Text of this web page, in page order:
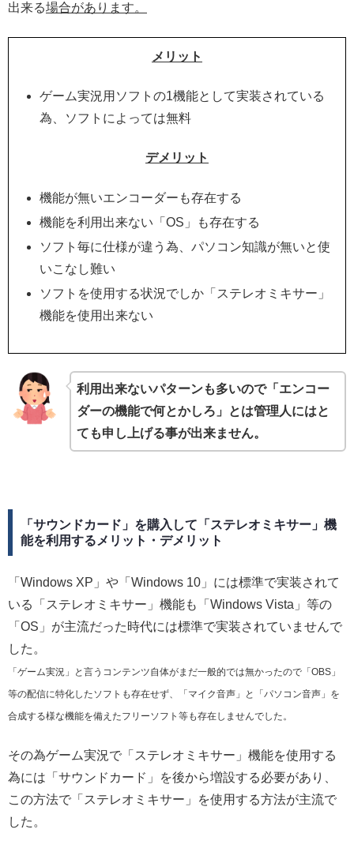
出来る場合があります。
メリット
ゲーム実況用ソフトの1機能として実装されている
為、ソフトによっては無料
デメリット
機能が無いエンコーダーも存在する
機能を利用出来ない「OS」も存在する
ソフト毎に仕様が違う為、パソコン知識が無いと使
いこなし難い
ソフトを使用する状況でしか「ステレオミキサー」
機能を使用出来ない
利用出来ないパターンも多いので「エンコー
ダーの機能で何とかしろ」とは管理人にはと
ても申し上げる事が出来ません。
「サウンドカード」を購入して「ステレオミキサー」機
能を利用するメリット・デメリット
「Windows XP」や「Windows 10」には標準で実装されて
いる「ステレオミキサー」機能も「Windows Vista」等の
「OS」が主流だった時代には標準で実装されていませんで
した。
「ゲーム実況」と言うコンテンツ自体がまだ一般的では無かったので「OBS」
等の配信に特化したソフトも存在せず、「マイク音声」と「パソコン音声」を
合成する様な機能を備えたフリーソフト等も存在しませんでした。
その為ゲーム実況で「ステレオミキサー」機能を使用する
為には「サウンドカード」を後から増設する必要があり、
この方法で「ステレオミキサー」を使用する方法が主流で
した。